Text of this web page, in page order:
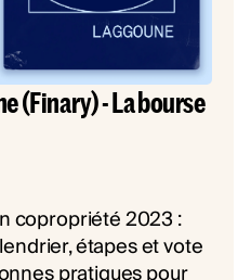
(Finary) - La bourse